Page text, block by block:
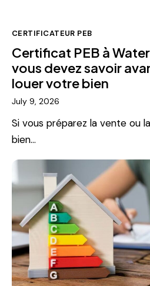
CERTIFICATEUR PEB
Certificat PEB à
vous devez savoir
louer votre bien
July 9, 2026
Si vous préparez la vente ou
bien…